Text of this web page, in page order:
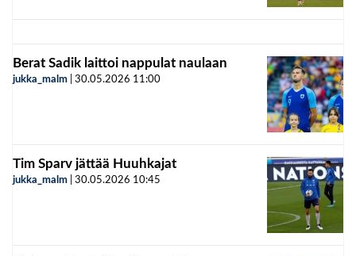
Berat Sadik laittoi nappulat naulaan
jukka_malm 30.05.2026 11:00
Tim Sparv jättää Huuhkajat
jukka_malm 30.05.2026 10:45